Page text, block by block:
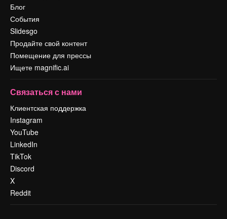
Блог
События
Slidesgo
Продайте свой контент
Помещение для прессы
Ищете magnific.ai
Связаться с нами
Клиентская поддержка
Instagram
YouTube
LinkedIn
TikTok
Discord
X
Reddit